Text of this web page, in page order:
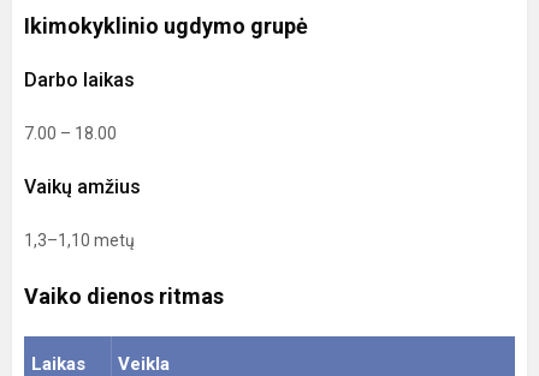
Ikimokyklinio ugdymo grupė
Darbo laikas
7.00 – 18.00
Vaikų amžius
1,3–1,10 metų
Vaiko dienos ritmas
Laikas Veikla